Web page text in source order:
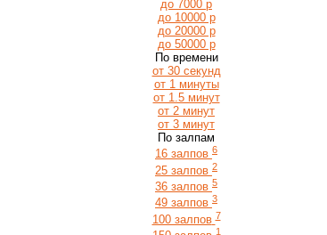
до 7000 р
до 10000 р
до 20000 р
до 50000 р
По времени
от 30 секунд
от 1 минуты
от 1.5 минут
от 2 минут
от 3 минут
По залпам
16 залпов 6
25 залпов 2
36 залпов 5
49 залпов 3
100 залпов 7
1